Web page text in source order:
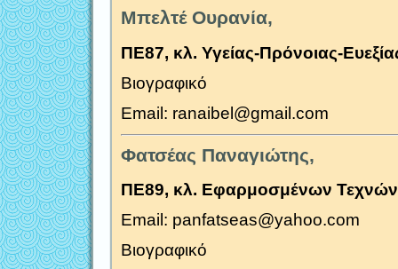
Μπελτέ Ουρανία,
ΠΕ87, κλ. Υγείας-Πρόνοιας-
Βιογραφικό
Email: ranaibel@gmail.com
Φατσέας Παναγιώτης,
ΠΕ89, κλ. Εφαρμοσμένων
Email: panfatseas@yahoo.com
Βιογραφικό